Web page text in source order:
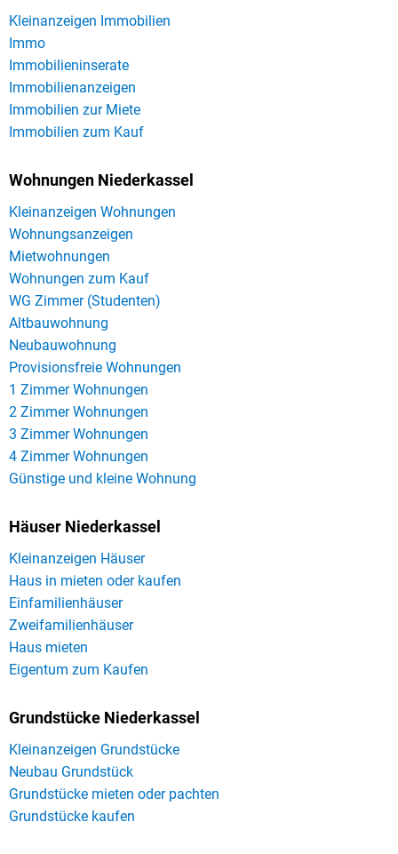
Kleinanzeigen Immobilien
Immo
Immobilieninserate
Immobilienanzeigen
Immobilien zur Miete
Immobilien zum Kauf
Wohnungen Niederkassel
Kleinanzeigen Wohnungen
Wohnungsanzeigen
Mietwohnungen
Wohnungen zum Kauf
WG Zimmer (Studenten)
Altbauwohnung
Neubauwohnung
Provisionsfreie Wohnungen
1 Zimmer Wohnungen
2 Zimmer Wohnungen
3 Zimmer Wohnungen
4 Zimmer Wohnungen
Günstige und kleine Wohnung
Häuser Niederkassel
Kleinanzeigen Häuser
Haus in mieten oder kaufen
Einfamilienhäuser
Zweifamilienhäuser
Haus mieten
Eigentum zum Kaufen
Grundstücke Niederkassel
Kleinanzeigen Grundstücke
Neubau Grundstück
Grundstücke mieten oder pachten
Grundstücke kaufen